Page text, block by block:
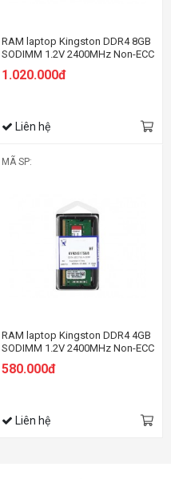
RAM laptop Kingston DDR4 8GB
SODIMM 1.2V 2400MHz Non-ECC
1.020.000đ
Liên hệ
MÃ SP:
RAM laptop Kingston DDR4 4GB
SODIMM 1.2V 2400MHz Non-ECC
CL17 SODIMM 1Rx8
580.000đ
Liên hệ